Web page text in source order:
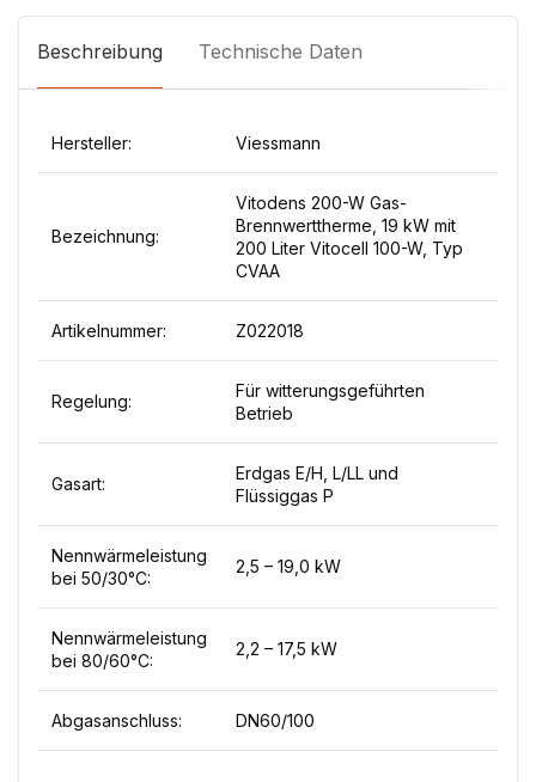
Beschreibung Technische Daten
Hersteller: Viessmann
Bezeichnung:
Vitodens 200-W Gas-
Brennwerttherme, 19 kW mit
200 Liter Vitocell 100-W, Typ
CVAA
Artikelnummer: Z022018
Regelung:
Für witterungsgeführten
Betrieb
Gasart:
Erdgas E/H, L/LL und
Flüssiggas P
Nennwärmeleistung
bei 50/30°C:
2,5 – 19,0 kW
Nennwärmeleistung
bei 80/60°C:
2,2 – 17,5 kW
Abgasanschluss: DN60/100